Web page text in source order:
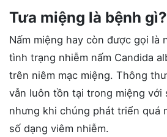
Tưa miệng là bệnh gì?
Nấm miệng hay còn được gọi là
tình trạng nhiễm nấm Candida
trên niêm mạc miệng. Thông
vẫn luôn tồn tại trong miệng với
nhưng khi chúng phát triển quá
số dạng viêm nhiễm.